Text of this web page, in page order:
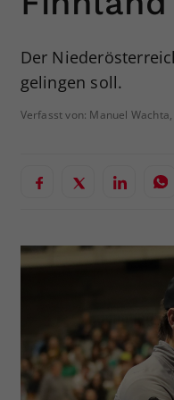
Der
gelingen soll.
Verfasst von: Manuel